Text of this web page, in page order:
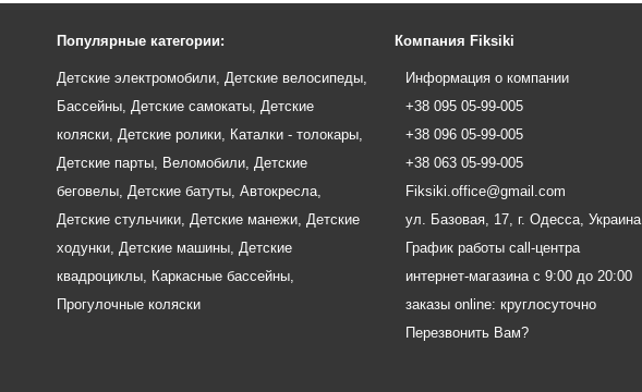
Популярные категории:
Детские электромобили Детские велосипеды
Бассейны Детские самокаты Детские
коляски Детские ролики Каталки - толокары
Детские парты Веломобили Детские
беговелы Детские батуты Автокресла
Детские стульчики Детские манежи Детские
ходунки Детские машины Детские
квадроциклы Каркасные бассейны
Прогулочные коляски
Компания Fiksiki
Информация о компании
+38 095 05-99-005
+38 096 05-99-005
+38 063 05-99-005
Fiksiki.office@gmail.com
ул. Базовая, 17, г. Одесса, Украина
График работы call-центра
интернет-магазина с 9:00 до 20:00
заказы online: круглосуточно
Перезвонить Вам?